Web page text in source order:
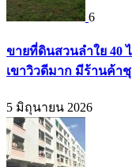
6
ขายที่ดินสวนลำใย 40
เขาวิวดีมาก มีร้านค้า
5 มิถุนายน 2026